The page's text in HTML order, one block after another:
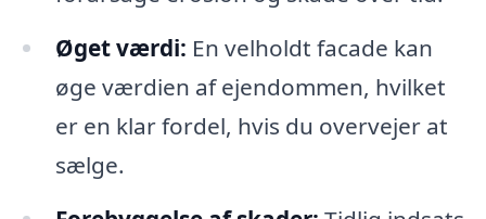
Øget værdi: En velholdt facade kan
øge værdien af ejendommen, hvilket
er en klar fordel, hvis du overvejer at
sælge.